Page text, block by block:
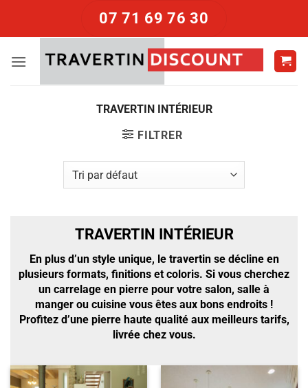
07 71 69 76 30
TRAVERTIN INTÉRIEUR
FILTRER
TRAVERTIN INTÉRIEUR
En plus d’un style unique, le travertin se décline en
plusieurs formats, finitions et coloris. Si vous cherchez
un carrelage en pierre pour votre salon, salle à
manger ou cuisine vous êtes aux bons endroits !
Profitez d’une pierre haute qualité aux meilleurs tarifs,
livrée chez vous.